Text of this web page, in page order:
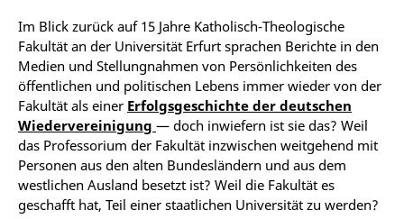
Im Blick zurück auf 15 Jahre Katholisch-Theologische
Fakultät an der Universität Erfurt sprachen Berichte in den
Medien und Stellungnahmen von Persönlichkeiten des
öffentlichen und politischen Lebens immer wieder von der
Fakultät als einer Erfolgsgeschichte der deutschen
Wiedervereinigung — doch inwiefern ist sie das? Weil
das Professorium der Fakultät inzwischen weitgehend mit
Personen aus den alten Bundesländern und aus dem
westlichen Ausland besetzt ist? Weil die Fakultät es
geschafft hat, Teil einer staatlichen Universität zu werden?